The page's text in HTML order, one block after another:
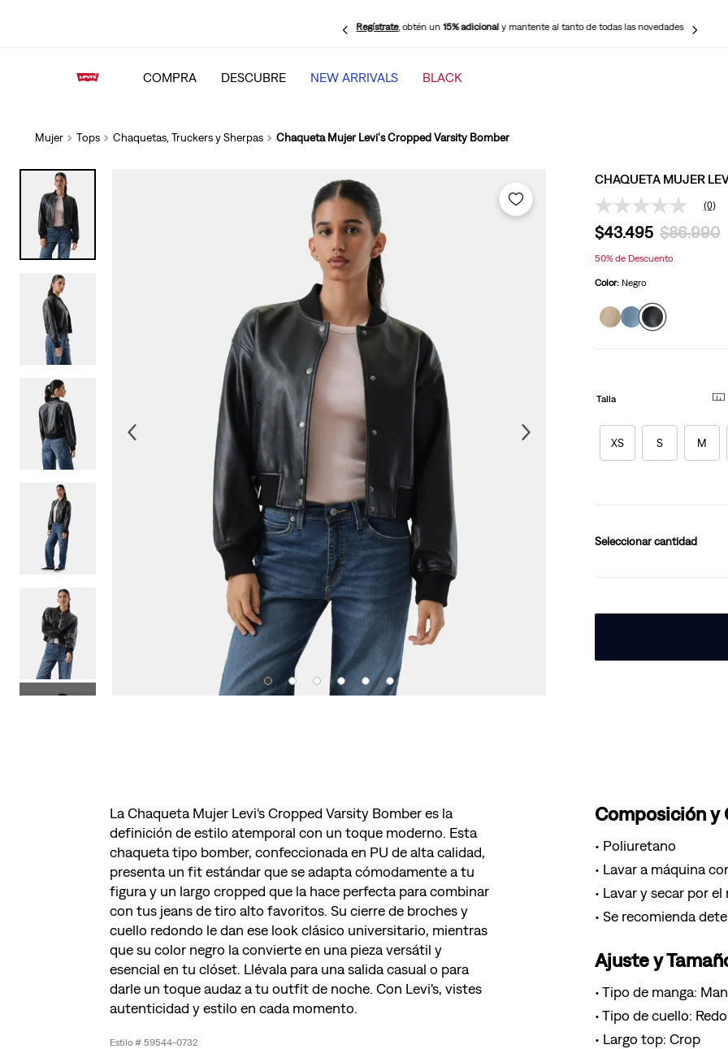
Regístrate, obtén un15% adicional y mantente al tanto de todas las novedades
COMPRA DESCUBRE NEW ARRIVALS BLACK
Mujer Tops Chaquetas, Truckers y Sherpas Chaqueta Mujer Levi's Cropped Varsity Bomber
CHAQUETA MUJER
Sin
puntuación
Enlace
la
misma
página.
(0)
$43.495 $86.990
50% de Descuento
Color: Negro
Talla
XS S M
cantidad
La Chaqueta Mujer Levi's Cropped Varsity Bomber es la
definición de estilo atemporal con un toque moderno. Esta
chaqueta tipo bomber, confeccionada en PU de alta calidad,
presenta un fit estándar que se adapta cómodamente a tu
figura y un largo cropped que la hace perfecta para combinar
con tus jeans de tiro alto favoritos. Su cierre de broches y
cuello redondo le dan ese look clásico universitario, mientras
que su color negro la convierte en una pieza versátil y
esencial en tu clóset. Llévala para una salida casual o para
darle un toque audaz a tu outfit de noche. Con Levi's, vistes
autenticidad y estilo en cada momento.
59544-0732
Composición y
Poliuretano
Lavar a máquina
Lavar y secar por el
Se recomienda
Ajuste y
Tipo de manga:
Tipo de cuello:
Largo top: Crop
1.
jeans mujer levi s cinch baggy
511 hombre
jeans mujer
10